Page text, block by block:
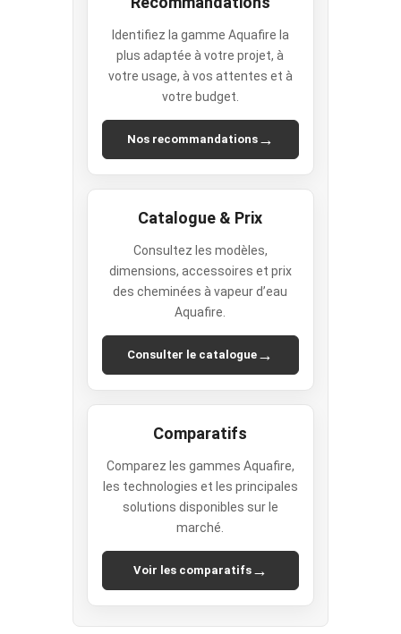
Identifiez la gamme Aquafire la
plus adaptée à votre projet, à
votre usage, à vos attentes et à
votre budget.
Nos recommandations→
Catalogue & Prix
Consultez les modèles,
dimensions, accessoires et prix
des cheminées à vapeur d’eau
Aquafire.
Consulter le catalogue →
Comparatifs
Comparez les gammes Aquafire,
les technologies et les principales
solutions disponibles sur le
marché.
Voir les comparatifs→